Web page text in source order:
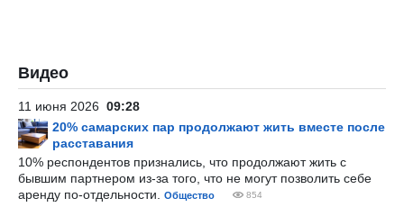
Видео
11 июня 2026 09:28
20% самарских пар продолжают жить вместе после
расставания
10% респондентов признались, что продолжают жить с
бывшим партнером из-за того, что не могут позволить себе
аренду по-отдельности.
Общество 854